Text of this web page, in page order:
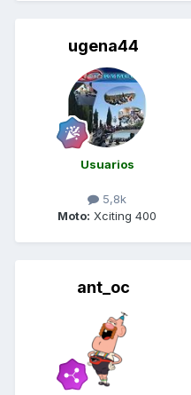
ugena44
Usuarios
5,8k
Moto: Xciting 400
ant_oc